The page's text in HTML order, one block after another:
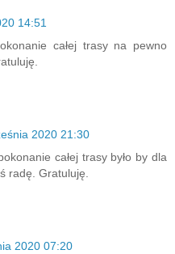
14:51
całej trasy na pewno
2020 21:30
całej trasy było by dla
radę. Gratuluję.
2020 07:20